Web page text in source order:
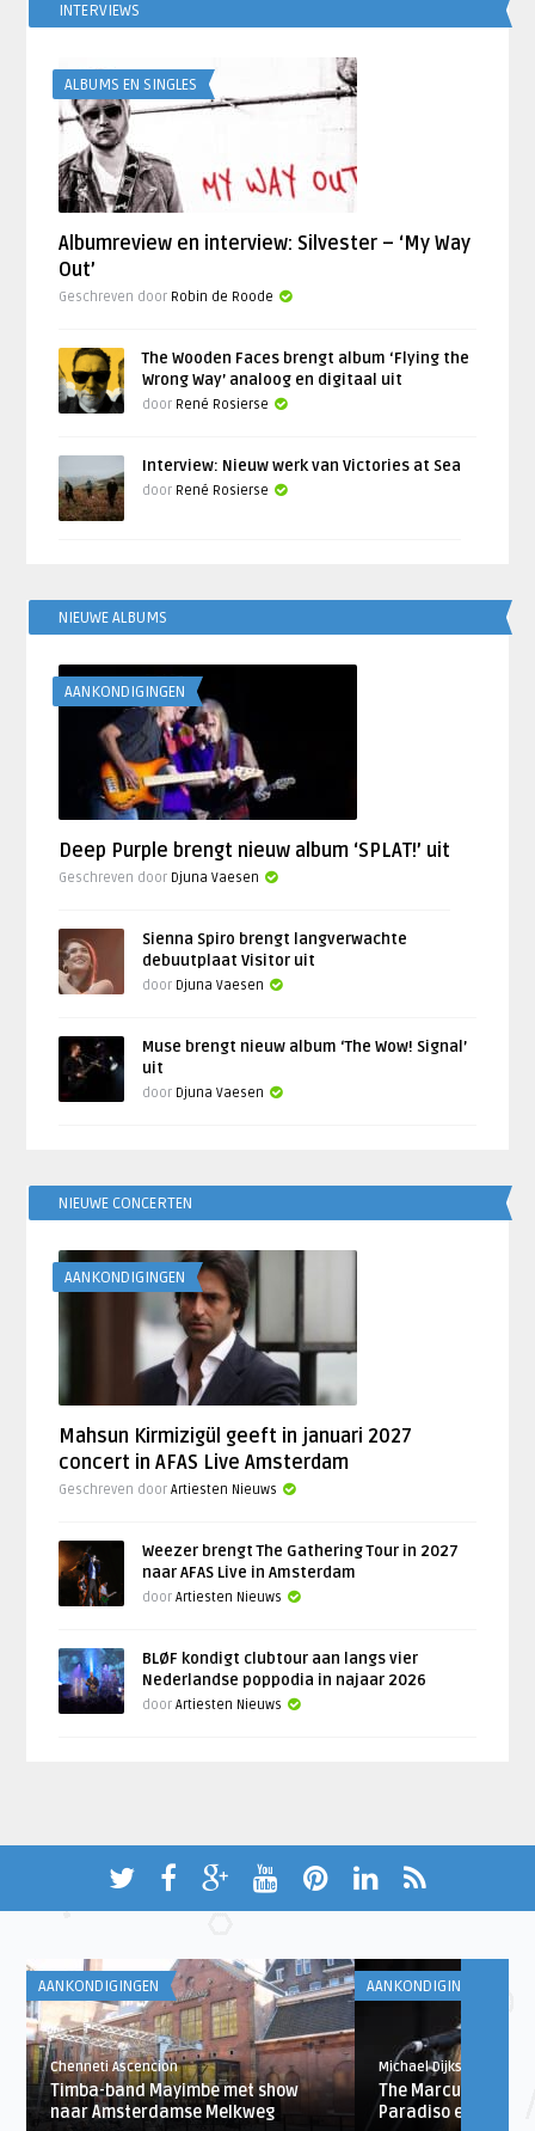
INTERVIEWS
ALBUMS EN SINGLES
Albumreview en interview: Silvester – ‘My Way
Out’
Geschreven door Robin de Roode
The Wooden Faces brengt album ‘Flying the
Wrong Way’ analoog en digitaal uit
door René Rosierse
Interview: Nieuw werk van Victories at Sea
door René Rosierse
NIEUWE ALBUMS
AANKONDIGINGEN
Deep Purple brengt nieuw album ‘SPLAT!’ uit
Geschreven door Djuna Vaesen
Sienna Spiro brengt langverwachte
debuutplaat Visitor uit
door Djuna Vaesen
Muse brengt nieuw album ‘The Wow! Signal’
uit
door Djuna Vaesen
NIEUWE CONCERTEN
AANKONDIGINGEN
Mahsun Kirmizigül geeft in januari 2027
concert in AFAS Live Amsterdam
Geschreven doorArtiesten Nieuws
Weezer brengt The Gathering Tour in 2027
naar AFAS Live in Amsterdam
doorArtiesten Nieuws
BLØF kondigt clubtour aan langs vier
Nederlandse poppodia in najaar 2026
doorArtiesten Nieuws
AANKONDIGINGEN
Chenneti Ascencion
Timba-band Mayimbe met show
naar Amsterdamse Melkweg
AANKONDIGINGEN
Michael Dijkstra
The Marcus King
Paradiso en